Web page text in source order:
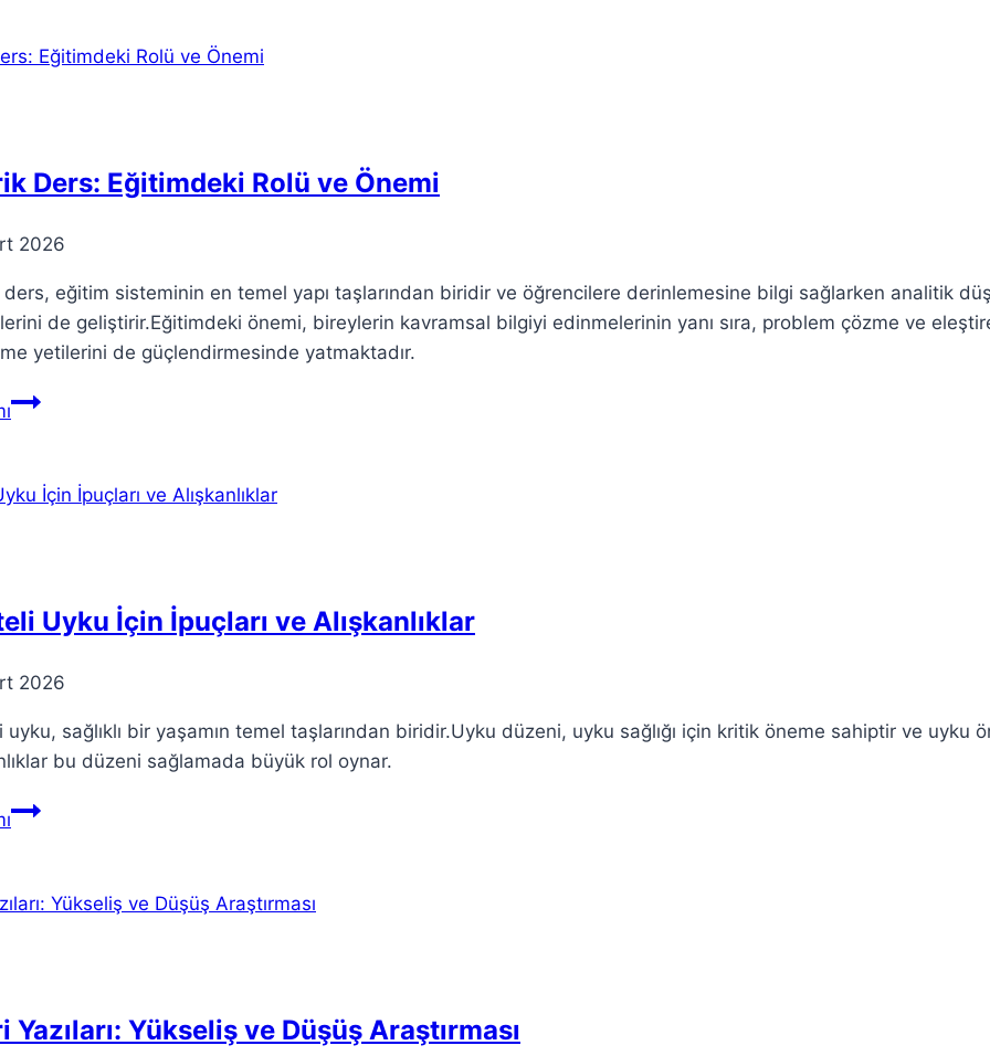
Rolü
Ders: Eğitimdeki Rolü ve Önemi
2026
ders, eğitim sisteminin en temel yapı taşlarından biridir ve öğrencilere derinlemesine bilgi sağlarken analitik
de geliştirir.Eğitimdeki önemi, bireylerin kavramsal bilgiyi edinmelerinin yanı sıra, problem çözme ve
yetilerini de güçlendirmesinde yatmaktadır.
Teorik
Rolü
Uyku İçin İpuçları ve Alışkanlıklar
2026
uyku, sağlıklı bir yaşamın temel taşlarından biridir.Uyku düzeni, uyku sağlığı için kritik öneme sahiptir ve uyku
bu düzeni sağlamada büyük rol oynar.
Kaliteli
İpuçları
Yazıları: Yükseliş ve Düşüş Araştırması